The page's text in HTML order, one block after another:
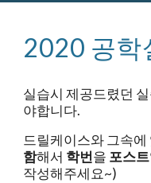
2020 공학
실습시 제공드렸던
야합니다.
드릴케이스와 그속에
함해서 학번을 포스
작성해주세요~)